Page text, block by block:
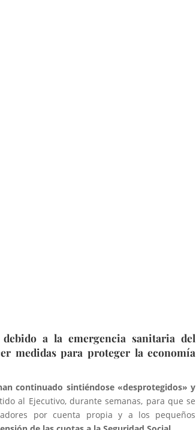
a la emergencia sanitaria del
medidas para proteger la economía
continuado sintiéndose «desprotegidos» y
al Ejecutivo, durante semanas, para que se
por cuenta propia y a los pequeños